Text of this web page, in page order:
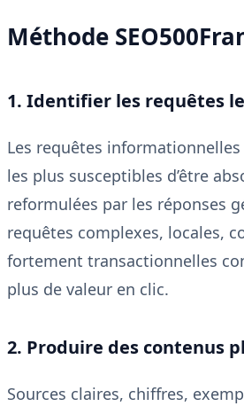
Méthode
1. Identifier les requêtes
Les requêtes
les plus susceptibles d’être
reformulées par les réponses
requêtes complexes, locales,
fortement transactionnelles
plus de valeur en clic.
2. Produire des contenus
Sources claires, chiffres,